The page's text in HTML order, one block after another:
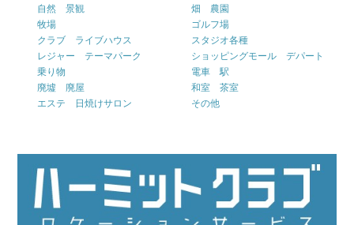
自然 景観
畑 農園
牧場
ゴルフ場
クラブ ライブハウス
スタジオ各種
レジャー テーマパーク
ショッピングモール デパート
乗り物
電車 駅
廃墟 廃屋
和室 茶室
エステ 日焼けサロン
その他